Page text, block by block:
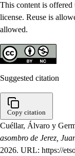
This content is
license. Reuse is
allowed.
Suggested citation
Copy citation
Cuéllar, Álvaro y
asombro de Jerez,
2026. URL: https://